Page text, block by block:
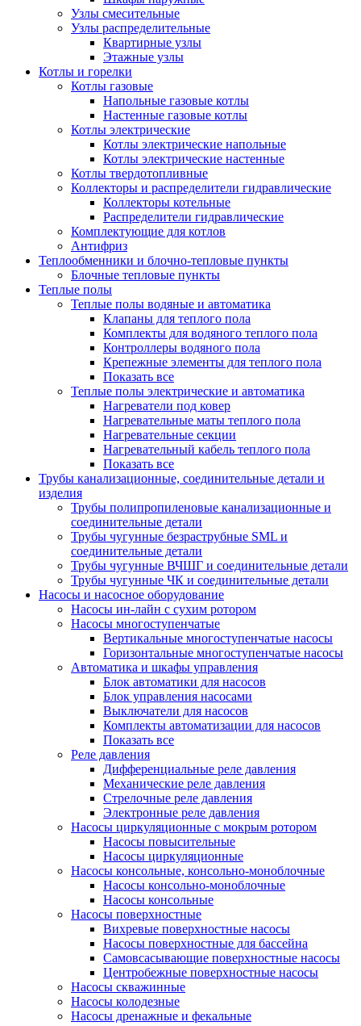
Узлы смесительные
Узлы распределительные
Квартирные узлы
Этажные узлы
Котлы и горелки
Котлы газовые
Напольные газовые котлы
Настенные газовые котлы
Котлы электрические
Котлы электрические напольные
Котлы электрические настенные
Котлы твердотопливные
Коллекторы и распределители гидравлические
Коллекторы котельные
Распределители гидравлические
Комплектующие для котлов
Антифриз
Теплообменники и блочно-тепловые пункты
Блочные тепловые пункты
Теплые полы
Теплые полы водяные и автоматика
Клапаны для теплого пола
Комплекты для водяного теплого пола
Контроллеры водяного пола
Крепежные элементы для теплого пола
Показать все
Теплые полы электрические и автоматика
Нагреватели под ковер
Нагревательные маты теплого пола
Нагревательные секции
Нагревательный кабель теплого пола
Показать все
Трубы канализационные, соединительные детали и
изделия
Трубы полипропиленовые канализационные и
соединительные детали
Трубы чугунные безраструбные SML и
соединительные детали
Трубы чугунные ВЧШГ и соединительные детали
Трубы чугунные ЧК и соединительные детали
Насосы и насосное оборудование
Насосы ин-лайн с сухим ротором
Насосы многоступенчатые
Вертикальные многоступенчатые насосы
Горизонтальные многоступенчатые насосы
Автоматика и шкафы управления
Блок автоматики для насосов
Блок управления насосами
Выключатели для насосов
Комплекты автоматизации для насосов
Показать все
Реле давления
Дифференциальные реле давления
Механические реле давления
Стрелочные реле давления
Электронные реле давления
Насосы циркуляционные с мокрым ротором
Насосы повысительные
Насосы циркуляционные
Насосы консольные, консольно-моноблочные
Насосы консольно-моноблочные
Насосы консольные
Насосы поверхностные
Вихревые поверхностные насосы
Насосы поверхностные для бассейна
Самовсасывающие поверхностные насосы
Центробежные поверхностные насосы
Насосы скважинные
Насосы колодезные
Насосы дренажные и фекальные